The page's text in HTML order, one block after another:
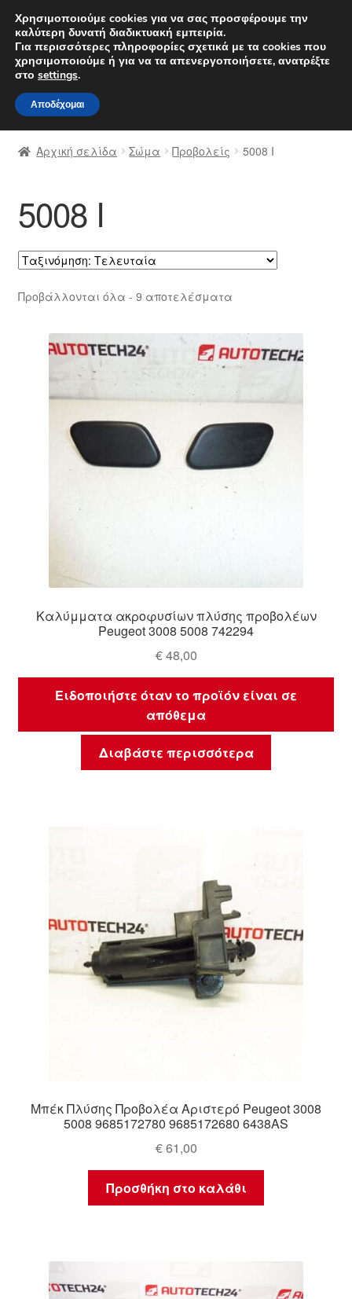
ΑΠΟΣΤΟΛΗ από 7 EUR
Δευτέρα-Παρ. 9 π.μ. - 4 μ.μ.
Απευθείας
μετάβαση
στην
πλοήγηση
Μετάβαση
σε
περιεχόμενο
Αρχική
Διαδικασία Παραπόνων
Επικοινωνία
Καροτσάκι
Μεταφορά
Ο λογαριασμός μου
Ολοκλήρωση αγοράς
Παγκόσμια αποστολή
Πολιτική Απορρήτου
Σχετικά με εμάς
Αρχική σελίδα Σώμα Προβολείς 5008 Ι
5008 Ι
Προβάλλονται όλα - 9 αποτελέσματαSorted
latest
Καλύμματα ακροφυσίων πλύσης προβολέων
Peugeot 3008 5008 742294
€48,00
Ειδοποιήστε όταν το προϊόν είναι σε
απόθεμα
Διαβάστε περισσότερα
Μπέκ Πλύσης Προβολέα Αριστερό Peugeot 3008
5008 9685172780 9685172680 6438AS
€61,00
Προσθήκη στο καλάθι
Χρησιμοποιούμε cookies για να σας προσφέρουμε την
καλύτερη δυνατή διαδικτυακή εμπειρία.
Για περισσότερες πληροφορίες σχετικά με τα cookies που
χρησιμοποιούμε ή για να τα απενεργοποιήσετε, ανατρέξτε
στο settings.
Αποδέχομαι